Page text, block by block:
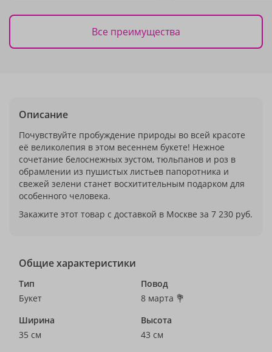
Все преимущества
Описание
Почувствуйте пробуждение природы во всей красоте
её великолепия в этом весеннем букете! Нежное
сочетание белоснежных эустом, тюльпанов и роз в
обрамлении из пушистых листьев папоротника и
свежей зелени станет восхитительным подарком для
особенного человека.
Закажите этот товар с доставкой в Москве за 7 230 руб.
Общие характеристики
Тип
Букет
Повод
8 марта 💐
Ширина
35 см
Высота
43 см